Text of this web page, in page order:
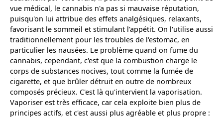
vue médical, le cannabis n'a pas si mauvaise réputation,
puisqu'on lui attribue des effets analgésiques, relaxants,
favorisant le sommeil et stimulant l'appétit. On l'utilise aussi
traditionnellement pour les troubles de l'estomac, en
particulier les nausées. Le problème quand on fume du
cannabis, cependant, c'est que la combustion charge le
corps de substances nocives, tout comme la fumée de
cigarette, et que brûler détruit en outre de nombreux
composés précieux. C'est là qu'intervient la vaporisation.
Vaporiser est très efficace, car cela exploite bien plus de
principes actifs, et c'est aussi plus agréable et plus propre :